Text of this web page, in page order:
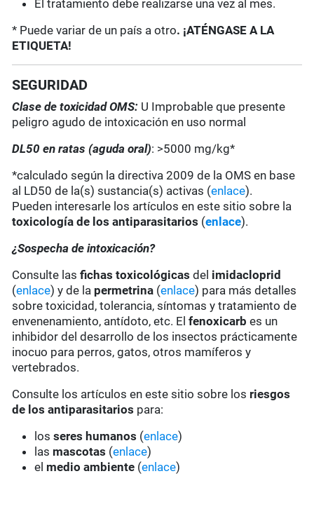
El tratamiento debe realizarse una vez al mes.
* Puede variar de un país a otro. ¡ATÉNGASE A LA
ETIQUETA!
SEGURIDAD
Clase de toxicidad OMS: U Improbable que presente
peligro agudo de intoxicación en uso normal
DL50 en ratas (aguda oral): >5000 mg/kg*
*calculado según la directiva 2009 de la OMS en base
al LD50 de la(s) sustancia(s) activas (enlace).
Pueden interesarle los artículos en este sitio sobre la
toxicología de los antiparasitarios (enlace).
¿Sospecha de intoxicación?
Consulte lasfichas toxicológicas del imidacloprid
(enlace) y de la permetrina (enlace) para más detalles
sobre toxicidad, tolerancia, síntomas y tratamiento de
envenenamiento, antídoto, etc. Elfenoxicarb es un
inhibidor del desarrollo de los insectos prácticamente
inocuo para perros, gatos, otros mamíferos y
vertebrados.
Consulte los artículos en este sitio sobre los riesgos
de los antiparasitarios para:
losseres humanos (enlace)
las mascotas (enlace)
el medio ambiente (enlace)